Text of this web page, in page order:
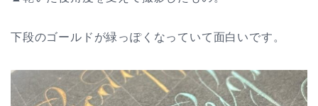
下段のゴールドが緑っぽくなっていて面白いです。